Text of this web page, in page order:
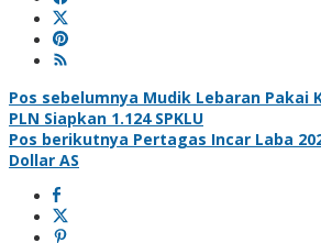
Navigasi
pos
Pos sebelumnya Mudik Lebaran Pakai
PLN Siapkan 1.124 SPKLU
Pos berikutnya Pertagas Incar Laba
Dollar AS